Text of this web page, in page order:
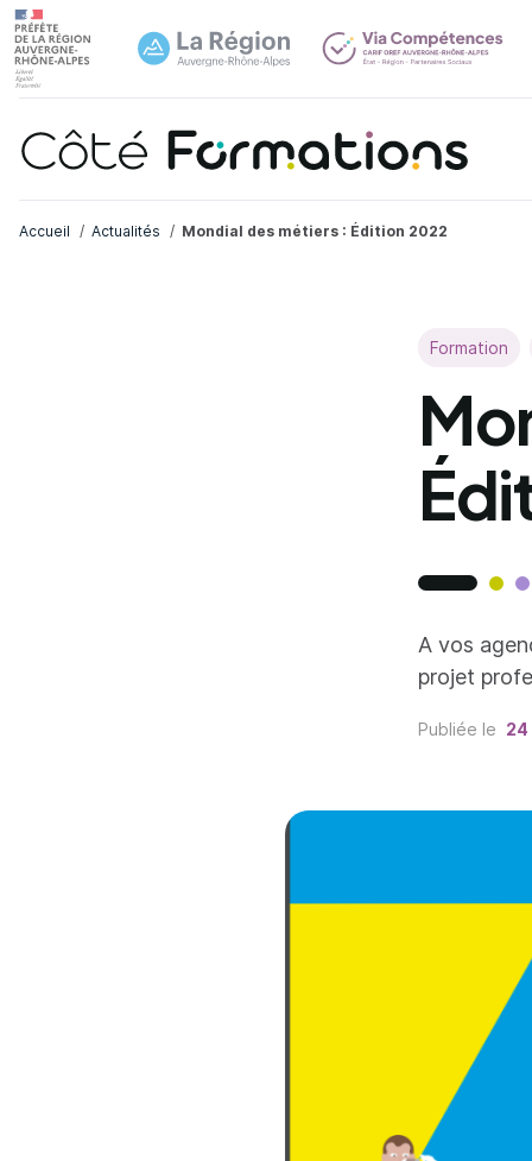
Aller au contenu principal
Aller au contenu principal
Accueil Actualités Mondial des métiers : Édition 2022
Formation
A vos
projet
Publiée le